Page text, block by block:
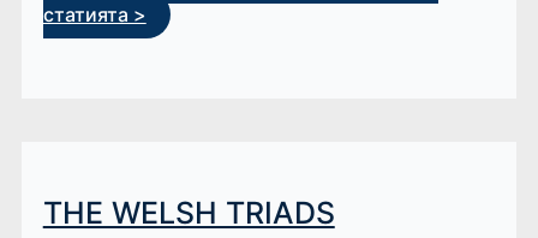
статията >
THE WELSH TRIADS